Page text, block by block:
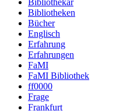
Bibliotheken
Bücher
Englisch
Erfahrung
Erfahrungen
FaMI
FaMI Bibliothek
ff0000
Frage
Frankfurt